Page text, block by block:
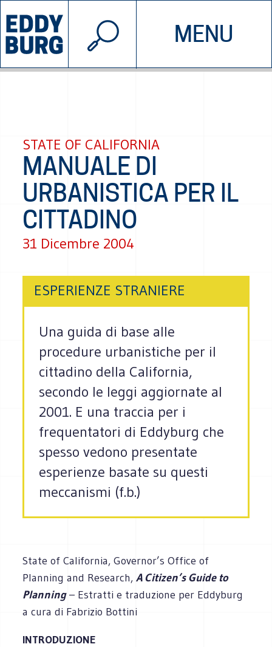
MENU
INIZIATIVE CHI SIAMO
© 2026 EDDYBURG
STATE OF CALIFORNIA
MANUALE DI
URBANISTICA PER IL
CITTADINO
31 Dicembre 2004
ESPERIENZE STRANIERE
Una guida di base alle
procedure urbanistiche per il
cittadino della California,
secondo le leggi aggiornate al
2001. E una traccia per i
frequentatori di Eddyburg che
spesso vedono presentate
esperienze basate su questi
meccanismi (f.b.)
State of California, Governor’s Office of
Planning and Research,A Citizen’s Guide to
Planning– Estratti e traduzione per Eddyburg
a cura di Fabrizio Bottini
INTRODUZIONE